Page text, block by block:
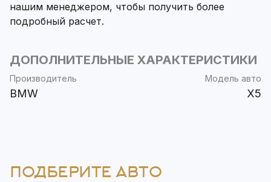
нашим менеджером, чтобы получить более
подробный расчет.
ДОПОЛНИТЕЛЬНЫЕ ХАРАКТЕРИСТИКИ
Производитель
BMW
Модель авто
X5
ПОДБЕРИТЕ АВТО